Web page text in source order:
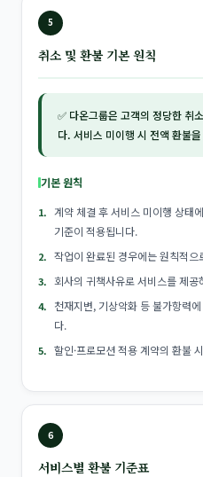
5
취소 및 환불 기본 원칙
✅ 다온그룹은 고객의 정당한 취
다. 서비스 미이행 시 전액 환불
기본 원칙
계약 체결 후 서비스 미이행 상태
기준이 적용됩니다.
작업이 완료된 경우에는 원칙적
회사의 귀책사유로 서비스를 제
천재지변, 기상악화 등 불가항력
다.
할인·프로모션 적용 계약의 환불
6
서비스별 환불 기준표